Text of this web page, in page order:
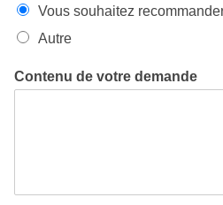
Vous souhaitez
Autre
Contenu de votre demande